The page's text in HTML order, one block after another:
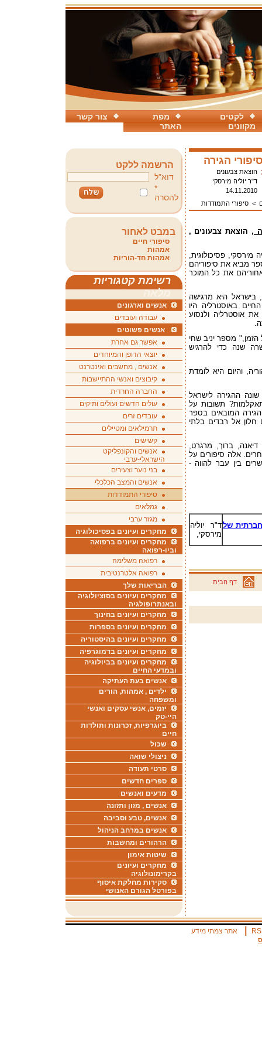
צור קשר
מפת
האתר
לקטים
מקוונים
הגירה
הוצאת צבעונים
ד"ר יוליה מירסקי
14.11.2010
>סיפורי התמודדות
, הוצאת צבעונים ,
מירסקי, פסיכולוגית,
מביא את סיפוריהם
את כל המוכר
בישראל היא מרגישה
באוסטרליה היו
אוסטרליה ולנסוע
הזמן," מספר יניב שחי
שנה כדי להרגיש
מאוקראינה בת 14 בלי הוריה, והיום היא לומדת
ההגירה לישראל
תשובות על
המובאים בספר
חלון אל רבדים בלתי
ברוך, מרגרט,
אלה סיפורים על
בין עבר להווה -
שלד"ר יוליה
מירסקי,
דף הבית
הרשמה ללקט
דוא"ל
*
להסרה
במבט לאחור
סיפורי חיים
אמהות
אמהות חד-הוריות
רשימת קטגוריות
מלאה
אנשים וארגונים
עבודה ועובדים
אנשים פשוטים
אפשר גם אחרת
יוצאי הדופן והמיוחדים
אנשים , מחשבים ואינטרנט
קיבוצים ואנשי ההתיישבות
החברה החרדית
עולים חדשים ועולים ותיקים
עובדים זרים
תרמילאים ומטיילים
קשישים
אנשים והקונפליקט
הישראלי-ערבי
בני נוער וצעירים
אנשים והמצב הכלכלי
סיפורי התמודדות
גמלאים
מגזר ערבי
מחקרים ועיונים בפסיכולוגיה
מחקרים ועיונים ברפואה
וביו-רפואה
רפואה משלימה
רפואה אלטרנטיבית
הבריאות שלך
מחקרים ועיונים בסוציולוגיה
ובאנתרופולגיה
מחקרים ועיונים בחינוך
מחקרים ועיונים בספרות
מחקרים ועיונים בהיסטוריה
מחקרים ועיונים בדמוגרפיה
מחקרים ועיונים בביולוגיה
ובמדעי החיים
אנשים בעת העתיקה
ילדים , אמהות, הורים
ומשפחה
יזמים, אנשי עסקים ואנשי
היי-טק
ביוגרפיות, זכרונות ותולדות
חיים
שכול
ניצולי שואה
סרטי תעודה
ספרים חדשים
מדעים ואנשים
אנשים , מזון ותזונה
אנשים, טבע וסביבה
אנשים במרחב הניהול
הרהורים ומחשבות
שיטות אימון
מחקרים ועיונים
בקרימונולוגיה
סקירות מחלקת איסוף
בפורטל הגורם האנושי
אתר צמתי מידע